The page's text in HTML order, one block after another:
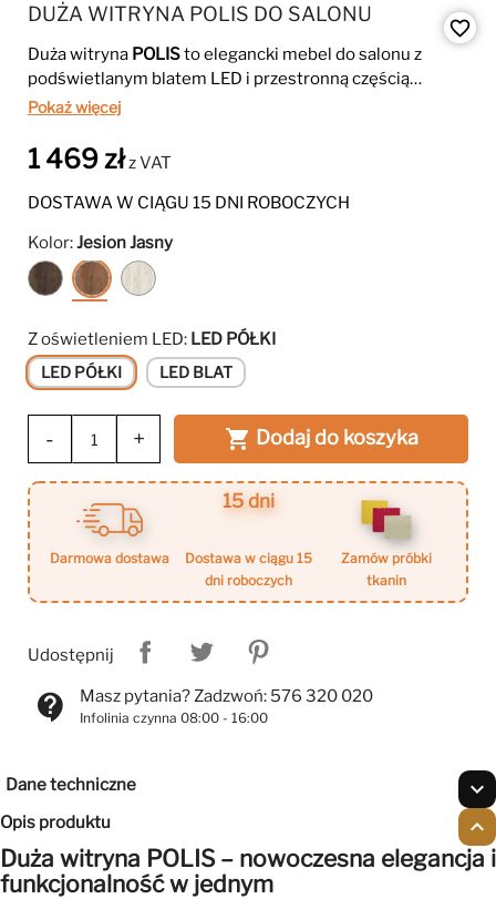
DUŻA WITRYNA POLIS DO SALONU
Duża witryna POLISto elegancki mebel do salonu z
podświetlanym blatem LED i przestronną częścią
ekspozycyjną. Opcjonalne podświetlenie półek dodaje jej
Pokaż więcej
1 469 złz VAT
DOSTAWA W CIĄGU 15 DNI ROBOCZYCH
Kolor:Jesion Jasny
Jesion
Ciemny
Jesion
Jasny
Kraft
Biały
Z oświetleniem LED: LED PÓŁKI
LED PÓŁKI LED BLAT
- +  Dodaj do koszyka
darmowa dostawa
15 dni
dostawa w ciągu 15
dni roboczych
zamów próbki
tkanin
Udostępnij
favorite_border
contact_support Masz pytania? Zadzwoń: 576 320 020
Infolinia czynna 08:00 - 16:00
Dane techniczne expand_more
Opis produktu expand_less
Duża witryna POLIS – nowoczesna elegancja i
funkcjonalność w jednym